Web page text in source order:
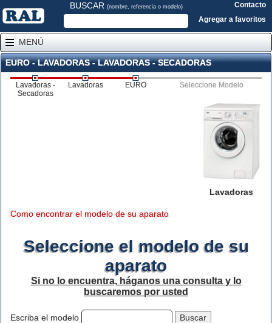
BUSCAR (nombre, referencia o modelo)
Contacto
Agregar a favoritos
MENÚ
EURO - LAVADORAS - LAVADORAS - SECADORAS
Lavadoras -
Secadoras
Lavadoras EURO Seleccione Modelo
Lavadoras
Como encontrar el modelo de su aparato
Seleccione el modelo de su
aparato
Si no lo encuentra, háganos una consulta y lo
buscaremos por usted
Escriba el modelo